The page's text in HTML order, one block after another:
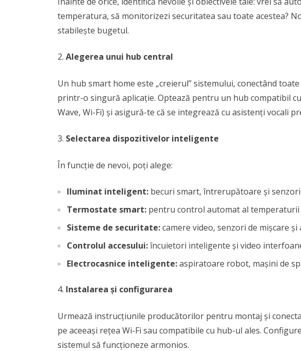
temperatura, să monitorizezi securitatea sau toate acestea?
stabilește bugetul.
Alegerea unui hub central
Un hub smart home este „creierul” sistemului, conectând
printr-o singură aplicație. Optează pentru un hub compatibil
Wave, Wi-Fi) și asigură-te că se integrează cu asistenți vocali
Selectarea dispozitivelor inteligente
În funcție de nevoi, poți alege:
Iluminat inteligent: becuri smart, întrerupătoare și senzori
Termostate smart: pentru control automat al temperaturii
Sisteme de securitate:camere video, senzori de mișcare și
Controlul accesului:încuietori inteligente și video
Electrocasnice inteligente:aspiratoare robot, mașini de
Instalarea și configurarea
Urmează instrucțiunile producătorilor pentru montaj și
pe aceeași rețea Wi-Fi sau compatibile cu hub-ul ales.
sistemul să funcționeze armonios.